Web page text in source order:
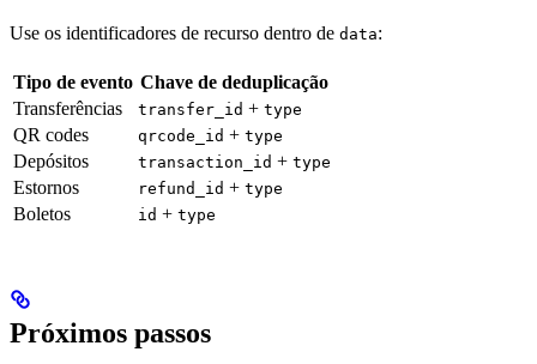
Use os identificadores de recurso dentro de data:
Tipo de evento Chave de deduplicação
Transferências
transfer_id + type
QR codes qrcode_id + type
Depósitos transaction_id + type
Estornos refund_id + type
Boletos id + type
Próximos passos